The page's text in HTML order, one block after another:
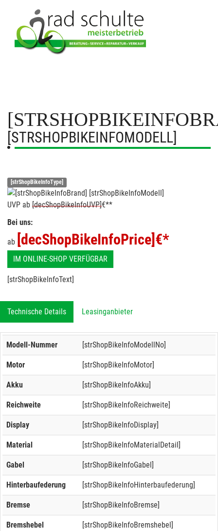
[STRSHOPBIKEINFOMODELL]
[strShopBikeInfoType]
UVP ab [decShopBikeInfoUVP]€**
Bei uns:
ab [decShopBikeInfoPrice] €*
IM ONLINE-SHOP VERFÜGBAR
[strShopBikeInfoText]
Technische Details Leasinganbieter
Modell-Nummer [strShopBikeInfoModellNo]
Motor [strShopBikeInfoMotor]
Akku [strShopBikeInfoAkku]
Reichweite [strShopBikeInfoReichweite]
Display [strShopBikeInfoDisplay]
Material [strShopBikeInfoMaterialDetail]
Gabel [strShopBikeInfoGabel]
Hinterbaufederung [strShopBikeInfoHinterbaufederung]
Bremse [strShopBikeInfoBremse]
Bremshebel [strShopBikeInfoBremshebel]